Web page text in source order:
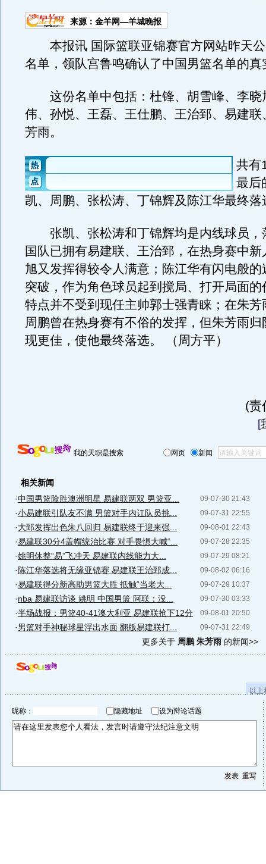
来源： 金羊网—羊城晚报
本报讯 国际篮联亚锦赛官方网站昨天公
名单，领队宫鲁鸣确认了中国男篮名单的真
这份名单中包括：杜锋、胡雪峰、李晓
伟、孙悦、王磊、王仕鹏、王治郅、易建联
芳雨。
共有
最后
凯、周鹏、张松涛、丁锦辉及陈江华最终落
张凯、张松涛和丁锦辉均是内线球员，
国队已拥有易建联、王治郅，在热身赛中
旭又发挥得较令人满意；陈江华有闪电般的
突破，作为角色球员起到搅局、打开局面的
特点并不受到现任主帅郭士强青睐；在朱芳
周鹏曾在热身赛有不俗的发挥，但朱芳雨
现更佳，使他最终落选。 （周方平）
(责
[
我的天职是搜索 网页 新闻
相关新闻
09-07-30 21:43
·中国男篮险胜澳洲明星 易建联两双 男篮亚...
09-07-31 22:55
·小易建联引队友不满 男篮对手内讧队员挑...
09-08-01 22:43
·大郅发挥出色朱八回归 易建联终于迎来强...
09-07-28 22:35
·易建联30分4盖帽统治比赛 对手畏惧大喊“...
09-07-29 08:21
·姚明休整“易”飞冲天 易建联内线能力大...
09-08-02 06:16
· 陈江华落选将无缘亚锦赛 易建联王治郅成...
09-07-29 10:37
·易建联得分新高助男篮大胜 抵触“当老大...
09-07-30 03:33
·nba 易建联访谈 姚明 中国男篮 阿联：没...
09-08-01 20:50
·半场战报：男篮40-41澳大利亚 易建联抢下12分
09-07-31 22:49
·男篮对手神秘球星浮出水面 翻版易建联打...
更多关于 周鹏 朱芳雨 的新闻>>
以
昵称： 隐藏地址 设为辩论话题